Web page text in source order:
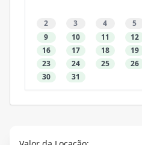
2
3 4 5
9
10 11 12
16
17 18 19
23
24 25 26
30
31